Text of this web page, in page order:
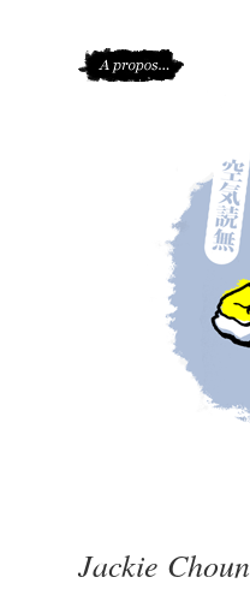
Jackie Choun